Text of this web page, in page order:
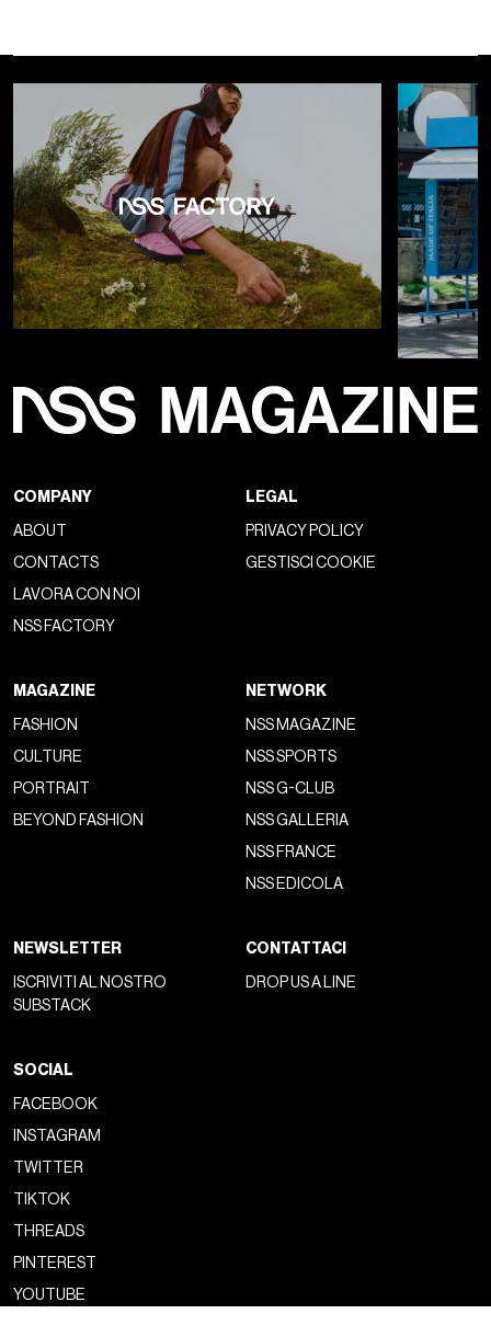
COMPANY
ABOUT
CONTACTS
LAVORA CON NOI
NSS FACTORY
LEGAL
PRIVACY POLICY
GESTISCI COOKIE
MAGAZINE
FASHION
CULTURE
PORTRAIT
BEYOND FASHION
NETWORK
NSS MAGAZINE
NSS SPORTS
NSS G-CLUB
NSS GALLERIA
NSS FRANCE
NSS EDICOLA
NEWSLETTER
ISCRIVITI AL NOSTRO
SUBSTACK
CONTATTACI
DROP US A LINE
SOCIAL
FACEBOOK
INSTAGRAM
TWITTER
TIKTOK
THREADS
PINTEREST
YOUTUBE